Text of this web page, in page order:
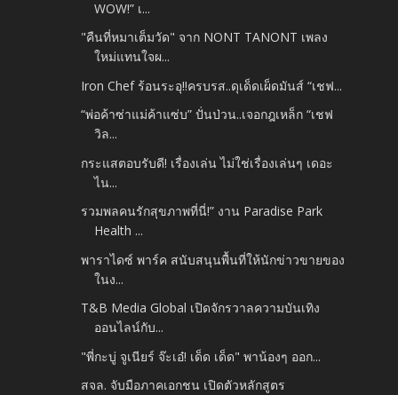
WOW!” เ...
"คืนที่หมาเต็มวัด" จาก NONT TANONT เพลง
ใหม่แทนใจผ...
Iron Chef ร้อนระอุ!!ครบรส..ดุเด็ดเผ็ดมันส์ “เชฟ...
“พ่อค้าซ่าแม่ค้าแซ่บ” ปั่นป่วน..เจอกฎเหล็ก “เชฟ
วิล...
กระแสตอบรับดี! เรื่องเล่น ไม่ใช่เรื่องเล่นๆ เดอะ
ไน...
รวมพลคนรักสุขภาพที่นี่!” งาน Paradise Park
Health ...
พาราไดซ์ พาร์ค สนับสนุนพื้นที่ให้นักข่าวขายของ
ในง...
T&B Media Global เปิดจักรวาลความบันเทิง
ออนไลน์กับ...
"พี่กะบู่ จูเนียร์ จ๊ะเอ๋! เด็ด เด็ด" พาน้องๆ ออก...
สจล. จับมือภาคเอกชน เปิดตัวหลักสูตร